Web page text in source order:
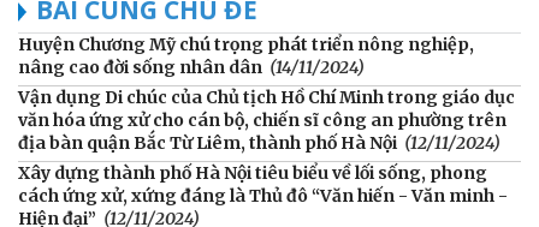
BÀI CÙNG CHỦ ĐỀ
Huyện Chương Mỹ chú trọng phát triển nông nghiệp,
nâng cao đời sống nhân dân (14/11/2024)
Vận dụng Di chúc của Chủ tịch Hồ Chí Minh trong giáo dục
văn hóa ứng xử cho cán bộ, chiến sĩ công an phường trên
địa bàn quận Bắc Từ Liêm, thành phố Hà Nội (12/11/2024)
Xây dựng thành phố Hà Nội tiêu biểu về lối sống, phong
cách ứng xử, xứng đáng là Thủ đô “Văn hiến - Văn minh -
Hiện đại” (12/11/2024)